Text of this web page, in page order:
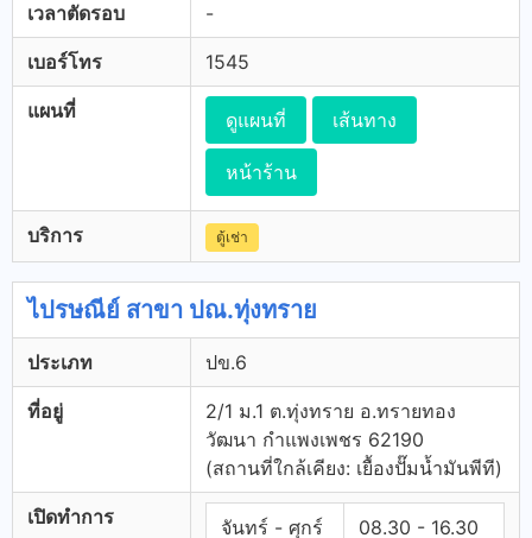
เวลาตัดรอบ -
เบอร์โทร 1545
แผนที่ ดูแผนที่ เส้นทาง
หน้าร้าน
บริการ ตู้เช่า
ไปรษณีย์ สาขา ปณ.ทุ่งทราย
ประเภท ปข.6
ที่อยู่
2/1 ม.1 ต.ทุ่งทราย อ.ทรายทอง
วัฒนา กำแพงเพชร 62190
(สถานที่ใกล้เคียง: เยื้องปั๊มน้ำมันพีที)
เปิดทำการ จันทร์ - ศุกร์ 08.30 - 16.30